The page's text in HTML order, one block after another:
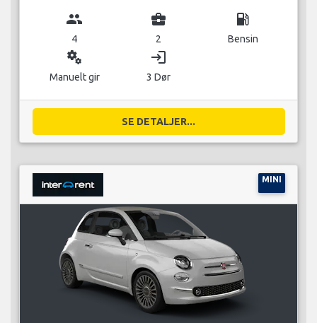
group
4
business_center
2
local_gas_station
Bensin
miscellaneous_services
Manuelt gir
login
3 Dør
SE DETALJER...
MINI